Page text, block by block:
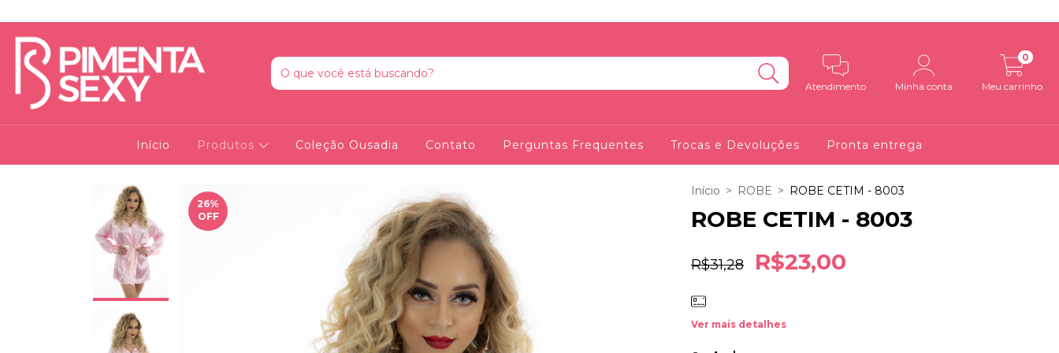
Atendimento Minha conta Meu carrinho
0
Início Produtos Coleção Ousadia Contato Perguntas Frequentes Trocas e Devoluções Pronta entrega
26%
OFF
Início > ROBE > ROBE CETIM - 8003
ROBE CETIM - 8003
R$31,28 R$23,00
Ver mais detalhes